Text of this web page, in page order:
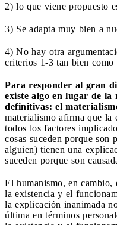
2) lo que viene propuesto
3) Se adapta muy bien a
4) No hay otra
criterios 1-3 tan bien como
Para responder al gran
existe algo en lugar de la
definitivas: el
materialismo afirma que la
todos los factores
cosas suceden porque son
alguien) tienen una
suceden porque son
El humanismo, en cambio,
la existencia y el
la explicación inanimada
última en términos